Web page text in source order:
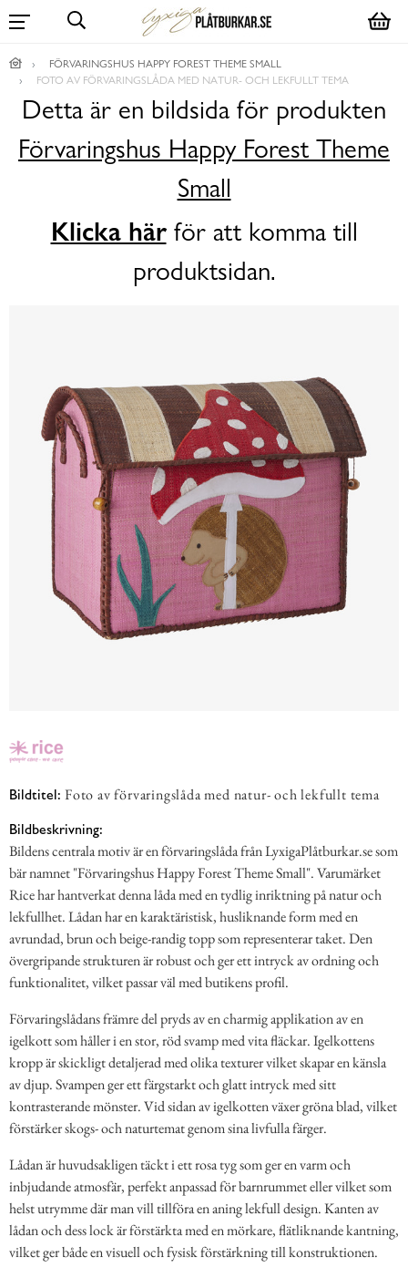
FÖRVARINGSHUS HAPPY FOREST THEME SMALL
FOTO AV FÖRVARINGSLÅDA MED NATUR- OCH LEKFULLT TEMA
Detta är en bildsida för produkten
Förvaringshus Happy Forest Theme
Small
Klicka härför att komma till
produktsidan.
Bildtitel: Foto av förvaringslåda med natur- och lekfullt tema
Bildbeskrivning:
Bildens centrala motiv är en förvaringslåda från LyxigaPlåtburkar.se som
bär namnet "Förvaringshus Happy Forest Theme Small". Varumärket
Rice har hantverkat denna låda med en tydlig inriktning på natur och
lekfullhet. Lådan har en karaktäristisk, husliknande form med en
avrundad, brun och beige-randig topp som representerar taket. Den
övergripande strukturen är robust och ger ett intryck av ordning och
funktionalitet, vilket passar väl med butikens profil.
Förvaringslådans främre del pryds av en charmig applikation av en
igelkott som håller i en stor, röd svamp med vita fläckar. Igelkottens
kropp är skickligt detaljerad med olika texturer vilket skapar en känsla
av djup. Svampen ger ett färgstarkt och glatt intryck med sitt
kontrasterande mönster. Vid sidan av igelkotten växer gröna blad, vilket
förstärker skogs- och naturtemat genom sina livfulla färger.
Lådan är huvudsakligen täckt i ett rosa tyg som ger en varm och
inbjudande atmosfär, perfekt anpassad för barnrummet eller vilket som
helst utrymme där man vill tillföra en aning lekfull design. Kanten av
lådan och dess lock är förstärkta med en mörkare, flätliknande kantning,
vilket ger både en visuell och fysisk förstärkning till konstruktionen.